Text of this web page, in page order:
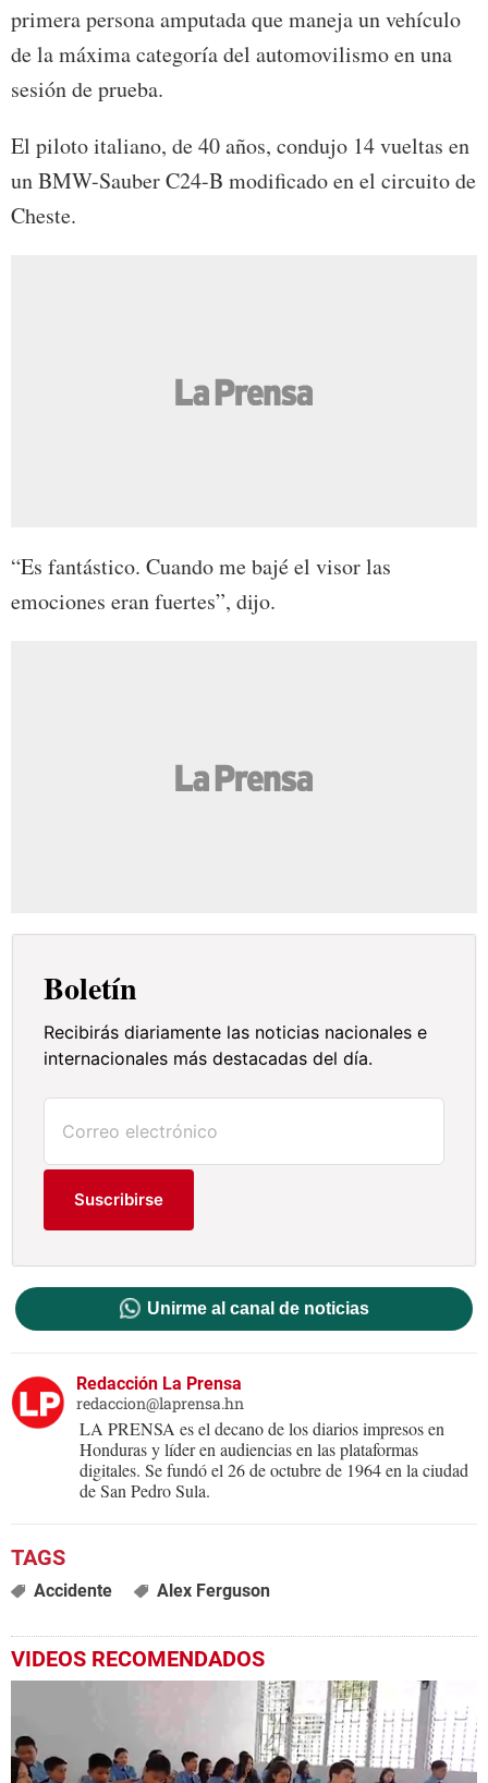
primera persona amputada que maneja un vehículo
de la máxima categoría del automovilismo en una
sesión de prueba.
El piloto italiano, de 40 años, condujo 14 vueltas en
un BMW-Sauber C24-B modificado en el circuito de
Cheste.
“Es fantástico. Cuando me bajé el visor las
emociones eran fuertes”, dijo.
Boletín
Recibirás diariamente las noticias nacionales e
internacionales más destacadas del día.
Suscribirse
Unirme al canal de noticias
Redacción La Prensa
redaccion@laprensa.hn
LA PRENSA es el decano de los diarios impresos en
Honduras y líder en audiencias en las plataformas
digitales. Se fundó el 26 de octubre de 1964 en la ciudad
de San Pedro Sula.
Accidente Alex Ferguson
VIDEOS RECOMENDADOS